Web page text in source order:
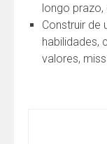
longo prazo,
Construir de
habilidades,
valores,